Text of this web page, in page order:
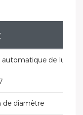
automatique de luxe
de diamètre